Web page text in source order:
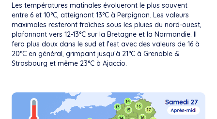
Les températures matinales évolueront le plus souvent
entre 6 et 10°C, atteignant 13°C à Perpignan. Les valeurs
maximales resteront fraîches sous les pluies du nord-ouest,
plafonnant vers 12-13°C sur la Bretagne et la Normandie. Il
fera plus doux dans le sud et l’est avec des valeurs de 16 à
20°C en général, grimpant jusqu’à 21°C à Grenoble &
Strasbourg et même 23°C à Ajaccio.